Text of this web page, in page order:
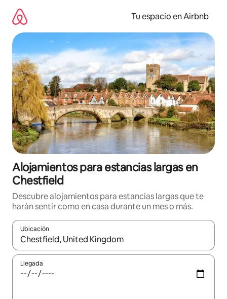
contenido
Tu espacio en Airbnb
Alojamientos para estancias largas en
Chestfield
Descubre alojamientos para estancias largas que te
harán sentir como en casa durante un mes o más.
Ubicación
Cuando los resultados estén disponibles, podrás navegar
Llegada